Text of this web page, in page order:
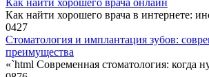
Как найти хорошего врача онлайн
Как найти хорошего врача в интернете:
0427
Стоматология и имплантация зубов:
преимущества
«`html Современная стоматология: когда